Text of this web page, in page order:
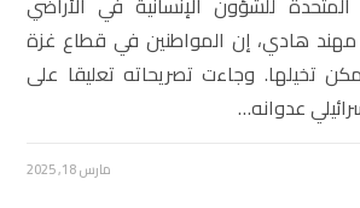
مهند هادي، إن المواطنين في قطاع غزة
تخيلها. وجاءت تصريحاته تعليقا على
عدوانه…
مارس 18, 2025